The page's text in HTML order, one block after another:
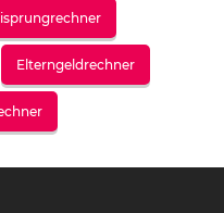
Elterngeldrechner